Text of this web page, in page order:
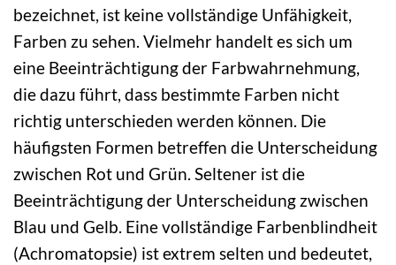
bezeichnet, ist keine vollständige Unfähigkeit,
Farben zu sehen. Vielmehr handelt es sich um
eine Beeinträchtigung der Farbwahrnehmung,
die dazu führt, dass bestimmte Farben nicht
richtig unterschieden werden können. Die
häufigsten Formen betreffen die Unterscheidung
zwischen Rot und Grün. Seltener ist die
Beeinträchtigung der Unterscheidung zwischen
Blau und Gelb. Eine vollständige Farbenblindheit
(Achromatopsie) ist extrem selten und bedeutet,